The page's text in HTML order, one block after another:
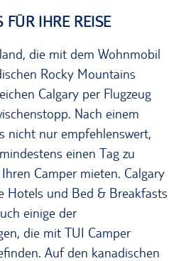
FÜR IHRE REISE
die mit dem Wohnmobil
Rocky Mountains
Calgary per Flugzeug
Nach einem
nicht nur empfehlenswert,
einen Tag zu
Camper mieten. Calgary
Hotels und Bed & Breakfasts
einige der
die mit TUI Camper
Auf den kanadischen